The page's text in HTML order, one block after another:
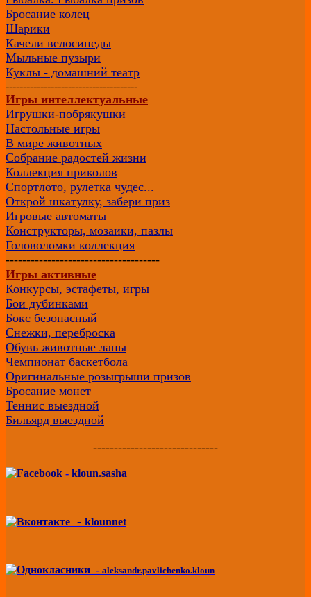
Бросание колец
Шарики
Качели велосипеды
Мыльные пузыри
Куклы - домашний театр
--------------------------------------
Игры интеллектуальные
Игрушки-побрякушки
Настольные игры
В мире животных
Собрание радостей жизни
Коллекция приколов
Спортлото, рулетка чудес...
Открой шкатулку, забери приз
Игровые автоматы
Конструкторы, мозаики, пазлы
Головоломки коллекция
-------------------------------------
Игры активные
Конкурсы, эстафеты, игры
Бои дубинками
Бокс безопасный
Снежки, переброска
Обувь животные лапы
Чемпионат баскетбола
Оригинальные розыгрыши призов
Бросание монет
Теннис выездной
Бильярд выездной
------------------------------
- kloun.sasha
- klounnet
- aleksandr.pavlichenko.kloun